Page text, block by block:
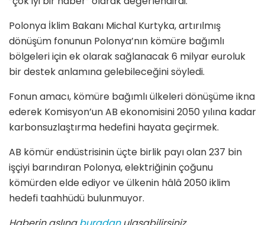
Polonya İklim Bakanı Michal Kurtyka, artırılmış
dönüşüm fonunun Polonya’nın kömüre bağımlı
bölgeleri için ek olarak sağlanacak 6 milyar euroluk
bir destek anlamına gelebileceğini söyledi.
Fonun amacı, kömüre bağımlı ülkeleri dönüşüme ikna
ederek Komisyon’un AB ekonomisini 2050 yılına kadar
karbonsuzlaştırma hedefini hayata geçirmek.
AB kömür endüstrisinin üçte birlik payı olan 237 bin
işçiyi barındıran Polonya, elektriğinin çoğunu
kömürden elde ediyor ve ülkenin hâlâ 2050 iklim
hedefi taahhüdü bulunmuyor.